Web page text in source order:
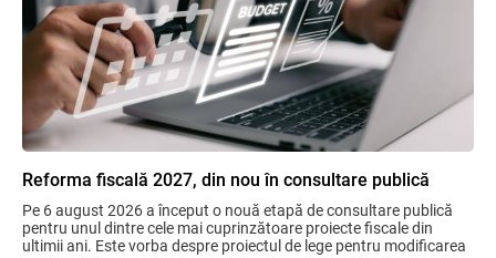
31.07.2026
Discuții cu reprezentanții sindicatelor
despre ajustarea sistemului de salarizare
31.07.2026 Ministerul Finanțelor
Garanția financiară pentru refacerea
mediului la exploatarea resurselor
minerale
Reforma fiscală 2027, din nou în consultare publică
Pe 6 august 2026 a început o nouă etapă de consultare publică
pentru unul dintre cele mai cuprinzătoare proiecte fiscale din
ultimii ani. Este vorba despre proiectul de lege pentru modificarea